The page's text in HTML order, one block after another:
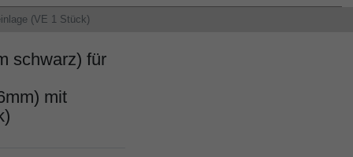
(VE 1 Stück)
schwarz) für
mit